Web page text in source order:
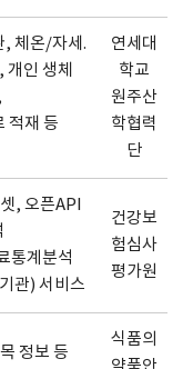
, 체온/자세.
인 생체
적재 등
연세대
학교
원주산
학협력
단
, 오픈API
통계분석
관) 서비스
건강보
험심사
평가원
정보 등
식품의